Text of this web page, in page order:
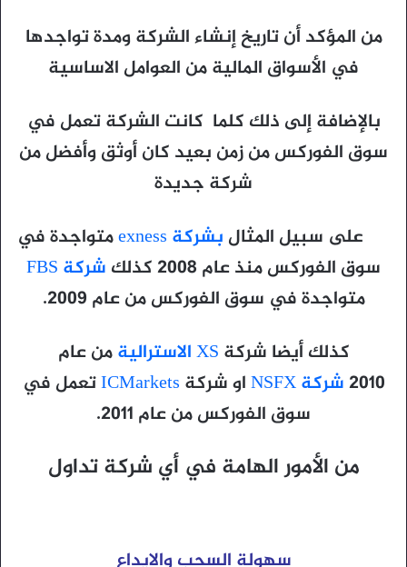
من المؤكد أن تاريخ إنشاء الشركة ومدة تواجدها
في الأسواق المالية من العوامل الاساسية
بالإضافة إلى ذلك كلما كانت الشركة تعمل في
سوق الفوركس من زمن بعيد كان أوثق وأفضل من
شركة جديدة
على سبيل المثال بشركة exness
متواجدة في
سوق الفوركس منذ عام 2008 كذلك
شركة FBS
متواجدة في سوق الفوركس من عام 2009.
كذلك أيضا شركة XS الاسترالية
من عام
2010شركة NSFX او شركة ICMarketsتعمل في
سوق الفوركس من عام 2011.
من الأمور الهامة في أي شركة تداول